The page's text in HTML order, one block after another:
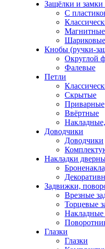
Защёлки и
С
Магнитные
Кнобы (ручки-
Округлой
Фалевые
Петли
Скрытые
Приварные
Ввёртные
Доводчики
Доводчики
Накладки
Задвижки,
Врезные
Торцевые
Глазки
Глазки